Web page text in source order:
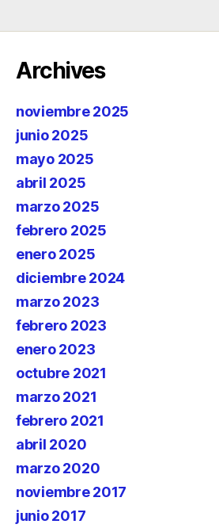
Archives
noviembre 2025
junio 2025
mayo 2025
abril 2025
marzo 2025
febrero 2025
enero 2025
diciembre 2024
marzo 2023
febrero 2023
enero 2023
octubre 2021
marzo 2021
febrero 2021
abril 2020
marzo 2020
noviembre 2017
junio 2017